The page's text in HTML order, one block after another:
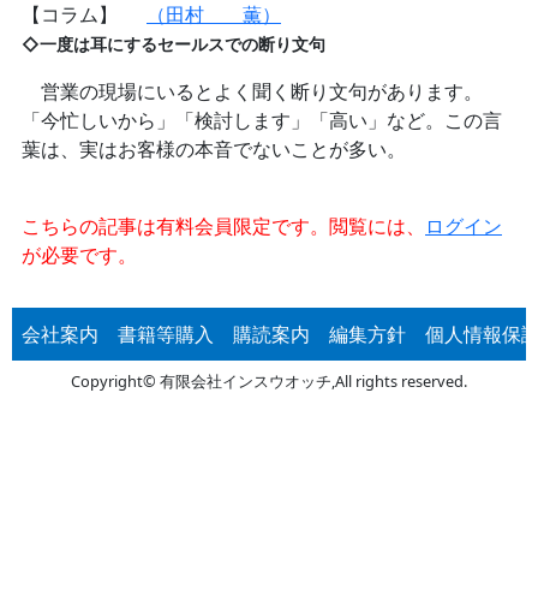
【コラム】 （田村 薫）
◇一度は耳にするセールスでの断り文句
営業の現場にいるとよく聞く断り文句があります。
「今忙しいから」「検討します」「高い」など。この言
葉は、実はお客様の本音でないことが多い。
こちらの記事は有料会員限定です。閲覧には、
ログイン
が必要です。
会社案内 書籍等購入 購読案内 編集方針 個人情報保
Copyright© 有限会社インスウオッチ,All rights reserved.